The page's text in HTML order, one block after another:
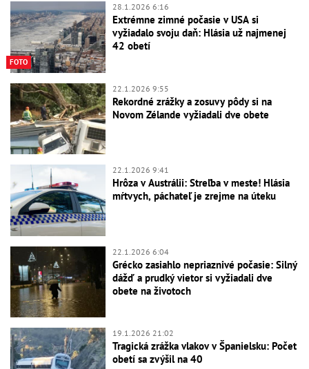
FOTO
28.1.2026 6:16
Extrémne zimné počasie v USA si
vyžiadalo svoju daň: Hlásia už najmenej
42 obetí
22.1.2026 9:55
Rekordné zrážky a zosuvy pôdy si na
Novom Zélande vyžiadali dve obete
22.1.2026 9:41
Hrôza v Austrálii: Streľba v meste! Hlásia
mŕtvych, páchateľ je zrejme na úteku
22.1.2026 6:04
Grécko zasiahlo nepriaznivé počasie: Silný
dážď a prudký vietor si vyžiadali dve
obete na životoch
19.1.2026 21:02
Tragická zrážka vlakov v Španielsku: Počet
obetí sa zvýšil na 40